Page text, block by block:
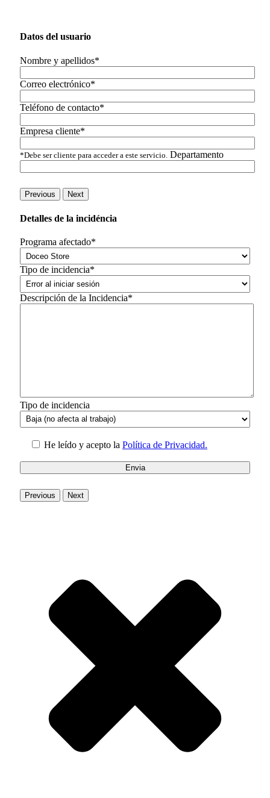
Datos del usuario
Nombre y apellidos*
Correo electrónico*
Teléfono de contacto*
Empresa cliente*
*Debe ser cliente para acceder a este servicio. Departamento
Previous Next
Detalles de la incidéncia
Programa afectado*
Tipo de incidencia*
Descripción de la Incidencia*
Tipo de incidencia
He leído y acepto la Política de Privacidad.
Previous Next